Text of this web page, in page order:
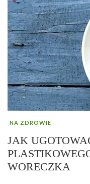
NA ZDROWIE
JAK
WORECZKA